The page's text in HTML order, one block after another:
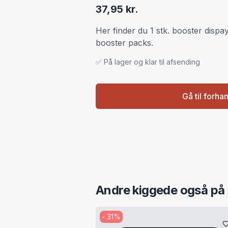
37,95 kr.
Her finder du 1 stk. booster
booster packs.
✅ På lager og klar til afsending
Gå til
Andre kiggede også på
- 31%